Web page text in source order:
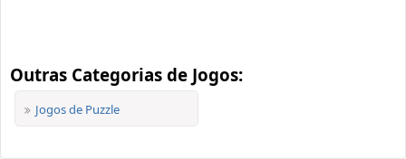
Outras Categorias de Jogos:
Jogos de Puzzle